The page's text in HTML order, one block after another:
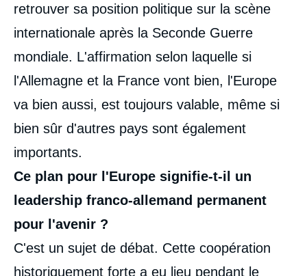
retrouver sa position politique sur la scène
internationale après la Seconde Guerre
mondiale. L'affirmation selon laquelle si
l'Allemagne et la France vont bien, l'Europe
va bien aussi, est toujours valable, même si
bien sûr d'autres pays sont également
importants.
Ce plan pour l'Europe signifie-t-il un
leadership franco-allemand permanent
pour l'avenir ?
C'est un sujet de débat. Cette coopération
historiquement forte a eu lieu pendant le